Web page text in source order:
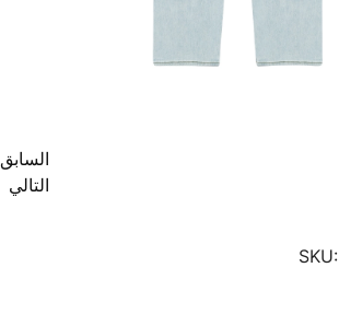
السابق
التالي
SKU: